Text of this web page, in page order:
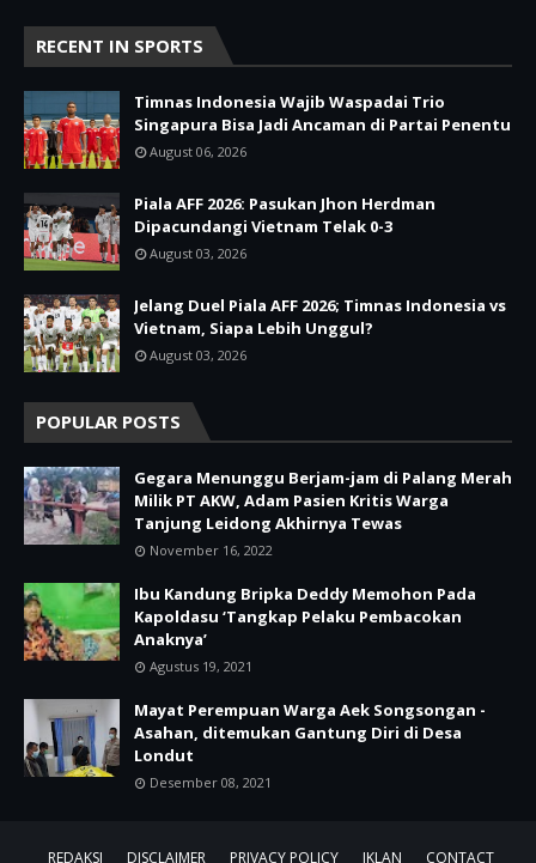
RECENT IN SPORTS
Timnas Indonesia Wajib Waspadai Trio
Singapura Bisa Jadi Ancaman di Partai Penentu
August 06, 2026
Piala AFF 2026: Pasukan Jhon Herdman
Dipacundangi Vietnam Telak 0-3
August 03, 2026
Jelang Duel Piala AFF 2026; Timnas Indonesia vs
Vietnam, Siapa Lebih Unggul?
August 03, 2026
POPULAR POSTS
Gegara Menunggu Berjam-jam di Palang Merah
Milik PT AKW, Adam Pasien Kritis Warga
Tanjung Leidong Akhirnya Tewas
November 16, 2022
Ibu Kandung Bripka Deddy Memohon Pada
Kapoldasu ‘Tangkap Pelaku Pembacokan
Anaknya’
Agustus 19, 2021
Mayat Perempuan Warga Aek Songsongan -
Asahan, ditemukan Gantung Diri di Desa
Londut
Desember 08, 2021
REDAKSI DISCLAIMER PRIVACY POLICY IKLAN CONTACT